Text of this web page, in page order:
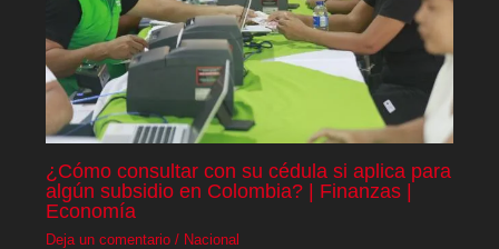
¿Cómo consultar con su cédula si aplica para
algún subsidio en Colombia? | Finanzas |
Economía
Deja un comentario / Nacional